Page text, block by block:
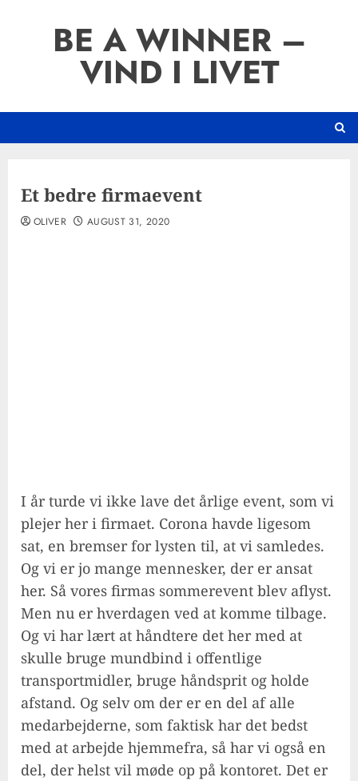
BE A WINNER –
VIND I LIVET
Et bedre firmaevent
OLIVER AUGUST 31, 2020
I år turde vi ikke lave det årlige event, som vi
plejer her i firmaet. Corona havde ligesom
sat, en bremser for lysten til, at vi samledes.
Og vi er jo mange mennesker, der er ansat
her. Så vores firmas sommerevent blev aflyst.
Men nu er hverdagen ved at komme tilbage.
Og vi har lært at håndtere det her med at
skulle bruge mundbind i offentlige
transportmidler, bruge håndsprit og holde
afstand. Og selv om der er en del af alle
medarbejderne, som faktisk har det bedst
med at arbejde hjemmefra, så har vi også en
del, der helst vil møde op på kontoret. Det er